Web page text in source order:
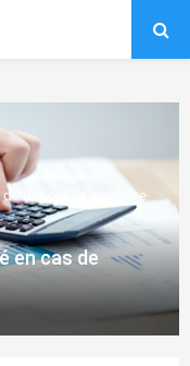
de difficulté financière
en cas de